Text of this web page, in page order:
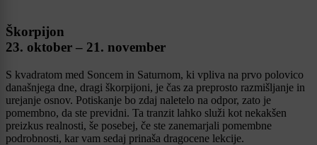
Škorpijon
23. oktober – 21. november
S kvadratom med Soncem in Saturnom, ki vpliva na prvo polovico
današnjega dne, dragi škorpijoni, je čas za preprosto razmišljanje in
urejanje osnov. Potiskanje bo zdaj naletelo na odpor, zato je
pomembno, da ste previdni. Ta tranzit lahko služi kot nekakšen
preizkus realnosti, še posebej, če ste zanemarjali pomembne
podrobnosti, kar vam sedaj prinaša dragocene lekcije.